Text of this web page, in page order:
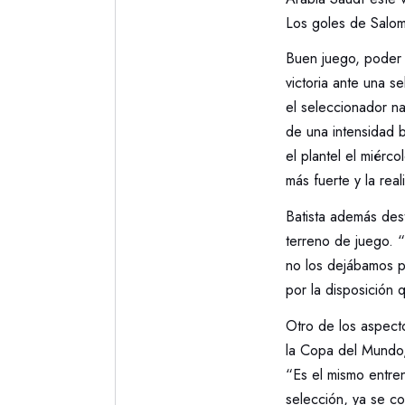
Los goles de
Buen juego,
victoria ante una
el seleccionador
de una intensidad
el plantel el
más fuerte y la
Batista además
terreno de juego.
no los dejábamos
por la disposición
Otro de los
la Copa del
“Es el mismo
selección, ya se